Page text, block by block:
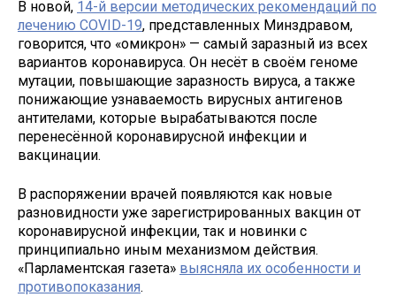
В новой, 14-й версии методических рекомендаций по
лечению COVID-19, представленных Минздравом,
говорится, что «омикрон» — самый заразный из всех
вариантов коронавируса. Он несёт в своём геноме
мутации, повышающие заразность вируса, а также
понижающие узнаваемость вирусных антигенов
антителами, которые вырабатываются после
перенесённой коронавирусной инфекции и
вакцинации.
В распоряжении врачей появляются как новые
разновидности уже зарегистрированных вакцин от
коронавирусной инфекции, так и новинки с
принципиально иным механизмом действия.
«Парламентская газета» выясняла их особенности и
противопоказания.